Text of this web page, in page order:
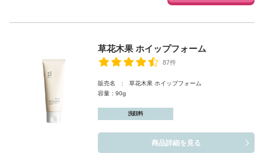
草花木果 ホイップフォーム
87件
販売名 : 草花木果 ホイップフォーム
容量：90g
洗顔料
商品詳細を見る